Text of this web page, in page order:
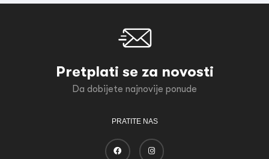
Pretplati se za novosti
Da dobijete najnovije ponude
PRATITE NAS